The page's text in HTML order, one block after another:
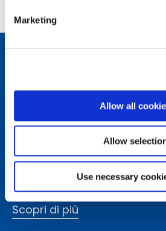
Marketing
Allow all
Allow
Use necessary
Seguici sui nostri canali social per
Come possiamo
Contattaci per ricevere assistenza
Scopri di più